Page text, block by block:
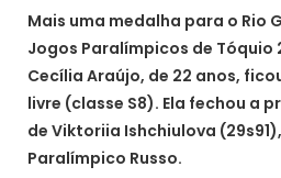
Mais uma medalha para o Rio
Jogos Paralímpicos de Tóquio
Cecília Araújo, de 22 anos,
livre (classe S8). Ela fechou a
de Viktoriia Ishchiulova
Paralímpico Russo.